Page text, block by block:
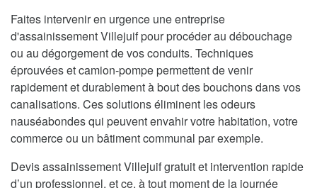
Faites intervenir en urgence une entreprise
d'assainissement Villejuif pour procéder au débouchage
ou au dégorgement de vos conduits. Techniques
éprouvées et camion-pompe permettent de venir
rapidement et durablement à bout des bouchons dans vos
canalisations. Ces solutions éliminent les odeurs
nauséabondes qui peuvent envahir votre habitation, votre
commerce ou un bâtiment communal par exemple.
Devis assainissement Villejuif gratuit et intervention rapide
d’un professionnel, et ce, à tout moment de la journée